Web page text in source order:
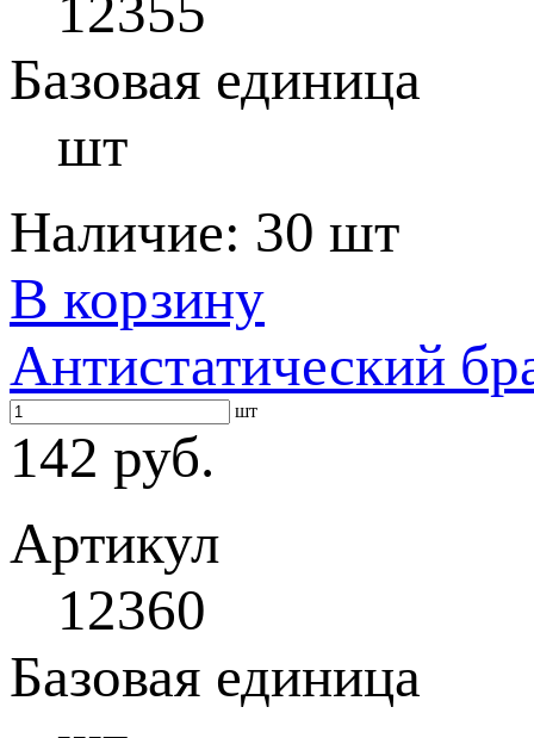
12355
Базовая единица
шт
Наличие: 30 шт
В корзину
Антистатический
шт
142 руб.
Артикул
12360
Базовая единица